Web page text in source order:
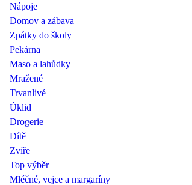
Nápoje
Domov a zábava
Zpátky do školy
Pekárna
Maso a lahůdky
Mražené
Trvanlivé
Úklid
Drogerie
Dítě
Zvíře
Top výběr
Mléčné, vejce a margaríny